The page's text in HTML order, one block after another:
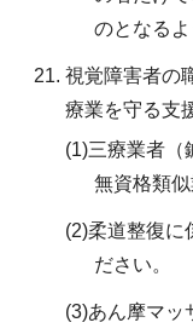
のとなるよ
視覚障害者の
療業を守る支
(1)三療業者（
無資格類
(2)柔道整復に
ださい。
(3)あん摩マッ